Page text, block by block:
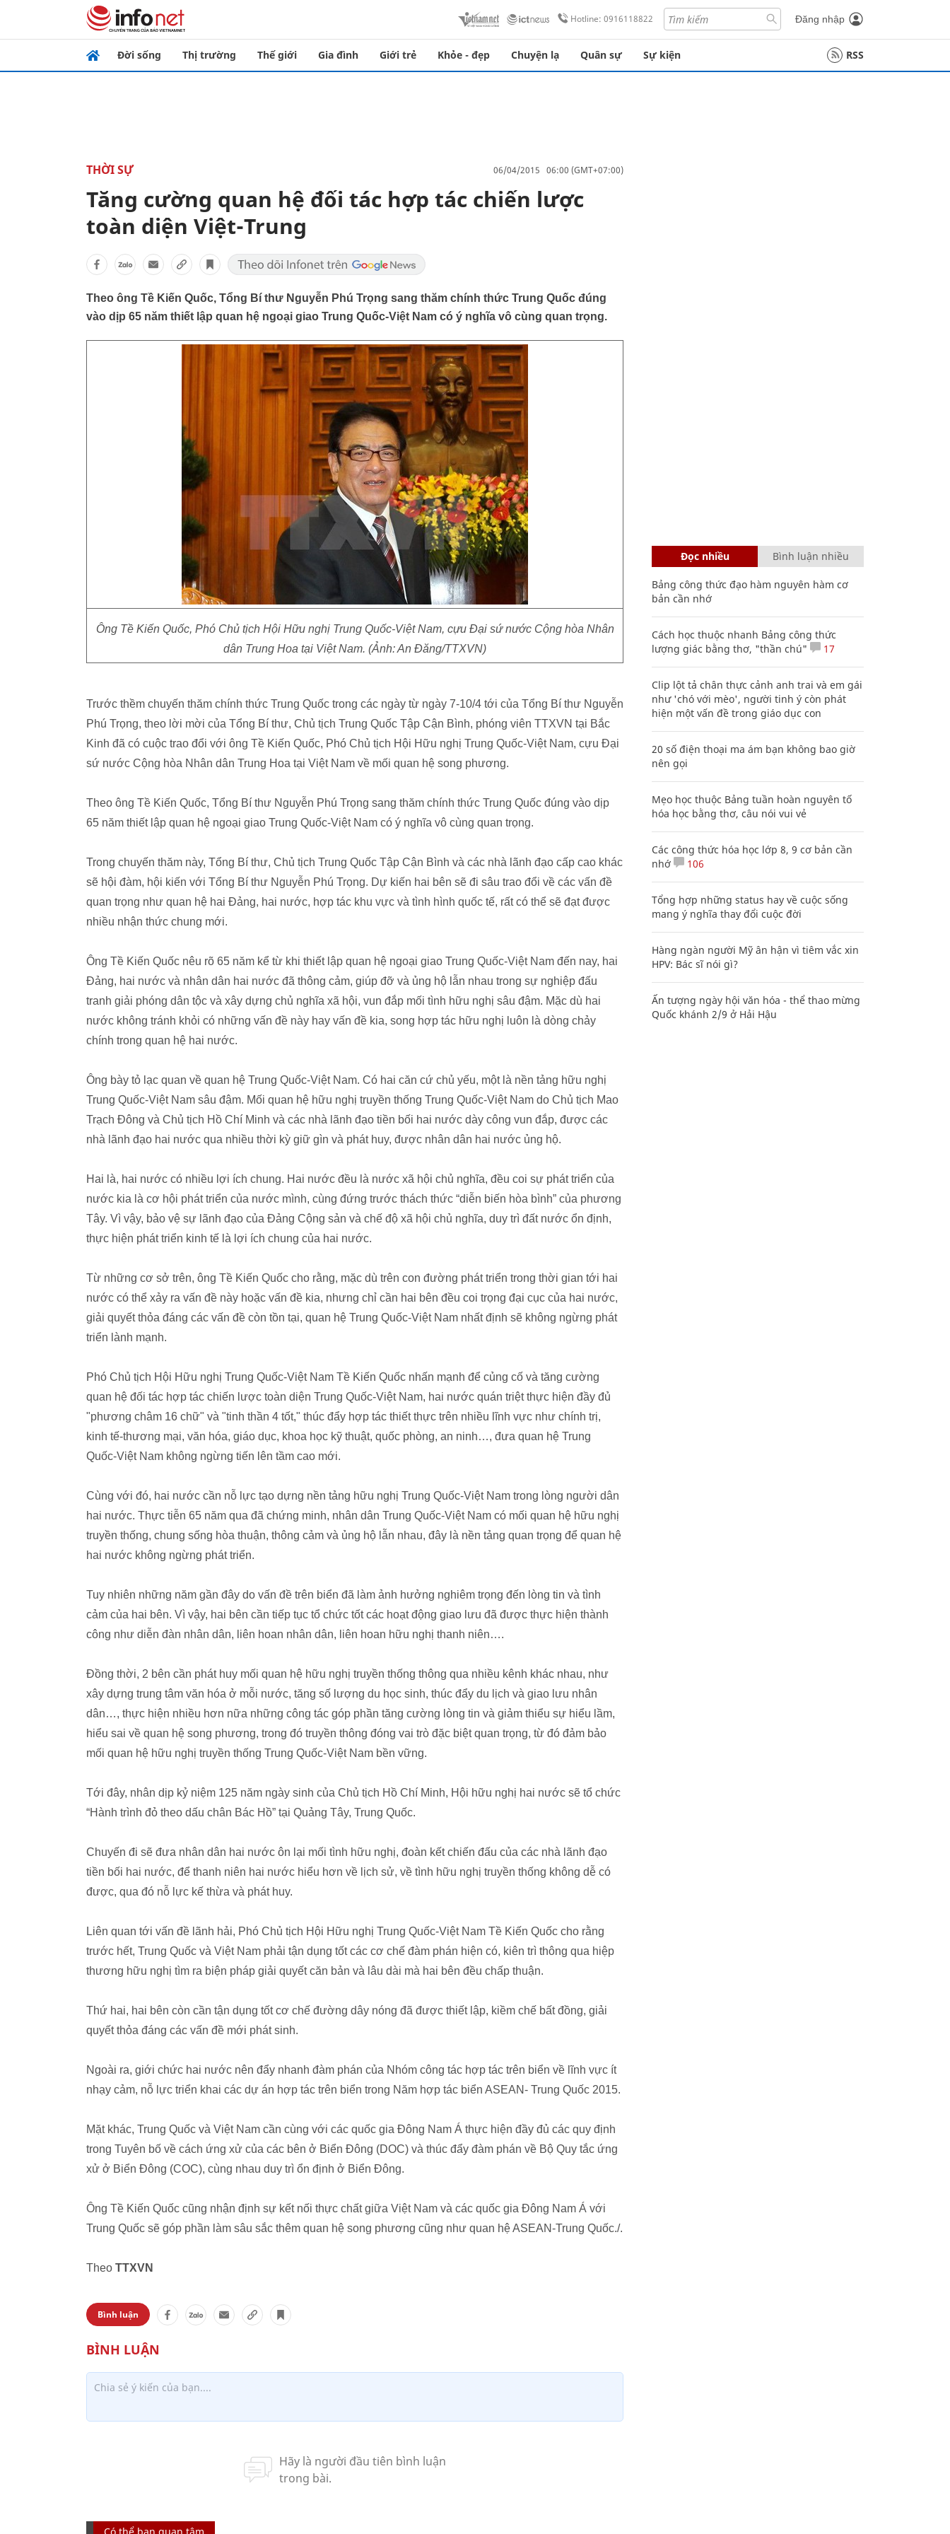
Hotline: 0916118822 Đăng nhập
Đời sống Thị trường Thế giới Gia đình Giới trẻ Khỏe - đẹp Chuyện lạ Quân sự Sự kiện RSS
THỜI SỰ 06/04/2015 06:00 (GMT+07:00)
Tăng cường quan hệ đối tác hợp tác chiến lược
toàn diện Việt-Trung
Theo ông Tề Kiến Quốc, Tổng Bí thư Nguyễn Phú Trọng sang thăm chính thức Trung Quốc đúng
vào dịp 65 năm thiết lập quan hệ ngoại giao Trung Quốc-Việt Nam có ý nghĩa vô cùng quan trọng.
Ông Tề Kiến Quốc, Phó Chủ tịch Hội Hữu nghị Trung Quốc-Việt Nam, cựu Đại sứ nước Cộng hòa Nhân
dân Trung Hoa tại Việt Nam. (Ảnh: An Đăng/TTXVN)
Trước thềm chuyến thăm chính thức Trung Quốc trong các ngày từ ngày 7-10/4 tới của Tổng Bí thư Nguyễn
Phú Trọng, theo lời mời của Tổng Bí thư, Chủ tịch Trung Quốc Tập Cận Bình, phóng viên TTXVN tại Bắc
Kinh đã có cuộc trao đổi với ông Tề Kiến Quốc, Phó Chủ tịch Hội Hữu nghị Trung Quốc-Việt Nam, cựu Đại
sứ nước Cộng hòa Nhân dân Trung Hoa tại Việt Nam về mối quan hệ song phương.
Theo ông Tề Kiến Quốc, Tổng Bí thư Nguyễn Phú Trọng sang thăm chính thức Trung Quốc đúng vào dịp
65 năm thiết lập quan hệ ngoại giao Trung Quốc-Việt Nam có ý nghĩa vô cùng quan trọng.
Trong chuyến thăm này, Tổng Bí thư, Chủ tịch Trung Quốc Tập Cận Bình và các nhà lãnh đạo cấp cao khác
sẽ hội đàm, hội kiến với Tổng Bí thư Nguyễn Phú Trọng. Dự kiến hai bên sẽ đi sâu trao đổi về các vấn đề
quan trọng như quan hệ hai Đảng, hai nước, hợp tác khu vực và tình hình quốc tế, rất có thể sẽ đạt được
nhiều nhận thức chung mới.
Ông Tề Kiến Quốc nêu rõ 65 năm kể từ khi thiết lập quan hệ ngoại giao Trung Quốc-Việt Nam đến nay, hai
Đảng, hai nước và nhân dân hai nước đã thông cảm, giúp đỡ và ủng hộ lẫn nhau trong sự nghiệp đấu
tranh giải phóng dân tộc và xây dựng chủ nghĩa xã hội, vun đắp mối tình hữu nghị sâu đậm. Mặc dù hai
nước không tránh khỏi có những vấn đề này hay vấn đề kia, song hợp tác hữu nghị luôn là dòng chảy
chính trong quan hệ hai nước.
Ông bày tỏ lạc quan về quan hệ Trung Quốc-Việt Nam. Có hai căn cứ chủ yếu, một là nền tảng hữu nghị
Trung Quốc-Việt Nam sâu đậm. Mối quan hệ hữu nghị truyền thống Trung Quốc-Việt Nam do Chủ tịch Mao
Trạch Đông và Chủ tịch Hồ Chí Minh và các nhà lãnh đạo tiền bối hai nước dày công vun đắp, được các
nhà lãnh đạo hai nước qua nhiều thời kỳ giữ gìn và phát huy, được nhân dân hai nước ủng hộ.
Hai là, hai nước có nhiều lợi ích chung. Hai nước đều là nước xã hội chủ nghĩa, đều coi sự phát triển của
nước kia là cơ hội phát triển của nước mình, cùng đứng trước thách thức “diễn biến hòa bình” của phương
Tây. Vì vậy, bảo vệ sự lãnh đạo của Đảng Cộng sản và chế độ xã hội chủ nghĩa, duy trì đất nước ổn định,
thực hiện phát triển kinh tế là lợi ích chung của hai nước.
Từ những cơ sở trên, ông Tề Kiến Quốc cho rằng, mặc dù trên con đường phát triển trong thời gian tới hai
nước có thể xảy ra vấn đề này hoặc vấn đề kia, nhưng chỉ cần hai bên đều coi trọng đại cục của hai nước,
giải quyết thỏa đáng các vấn đề còn tồn tại, quan hệ Trung Quốc-Việt Nam nhất định sẽ không ngừng phát
triển lành mạnh.
Phó Chủ tịch Hội Hữu nghị Trung Quốc-Việt Nam Tề Kiến Quốc nhấn mạnh để củng cố và tăng cường
quan hệ đối tác hợp tác chiến lược toàn diện Trung Quốc-Việt Nam, hai nước quán triệt thực hiện đầy đủ
"phương châm 16 chữ" và "tinh thần 4 tốt," thúc đẩy hợp tác thiết thực trên nhiều lĩnh vực như chính trị,
kinh tế-thương mại, văn hóa, giáo dục, khoa học kỹ thuật, quốc phòng, an ninh…, đưa quan hệ Trung
Quốc-Việt Nam không ngừng tiến lên tầm cao mới.
Cùng với đó, hai nước cần nỗ lực tạo dựng nền tảng hữu nghị Trung Quốc-Việt Nam trong lòng người dân
hai nước. Thực tiễn 65 năm qua đã chứng minh, nhân dân Trung Quốc-Việt Nam có mối quan hệ hữu nghị
truyền thống, chung sống hòa thuận, thông cảm và ủng hộ lẫn nhau, đây là nền tảng quan trọng để quan hệ
hai nước không ngừng phát triển.
Tuy nhiên những năm gần đây do vấn đề trên biển đã làm ảnh hưởng nghiêm trọng đến lòng tin và tình
cảm của hai bên. Vì vậy, hai bên cần tiếp tục tổ chức tốt các hoạt động giao lưu đã được thực hiện thành
công như diễn đàn nhân dân, liên hoan nhân dân, liên hoan hữu nghị thanh niên….
Đồng thời, 2 bên cần phát huy mối quan hệ hữu nghị truyền thống thông qua nhiều kênh khác nhau, như
xây dựng trung tâm văn hóa ở mỗi nước, tăng số lượng du học sinh, thúc đẩy du lịch và giao lưu nhân
dân…, thực hiện nhiều hơn nữa những công tác góp phần tăng cường lòng tin và giảm thiểu sự hiểu lầm,
hiểu sai về quan hệ song phương, trong đó truyền thông đóng vai trò đặc biệt quan trọng, từ đó đảm bảo
mối quan hệ hữu nghị truyền thống Trung Quốc-Việt Nam bền vững.
Tới đây, nhân dịp kỷ niệm 125 năm ngày sinh của Chủ tịch Hồ Chí Minh, Hội hữu nghị hai nước sẽ tổ chức
“Hành trình đỏ theo dấu chân Bác Hồ” tại Quảng Tây, Trung Quốc.
Chuyến đi sẽ đưa nhân dân hai nước ôn lại mối tình hữu nghị, đoàn kết chiến đấu của các nhà lãnh đạo
tiền bối hai nước, để thanh niên hai nước hiểu hơn về lịch sử, về tình hữu nghị truyền thống không dễ có
được, qua đó nỗ lực kế thừa và phát huy.
Liên quan tới vấn đề lãnh hải, Phó Chủ tịch Hội Hữu nghị Trung Quốc-Việt Nam Tề Kiến Quốc cho rằng
trước hết, Trung Quốc và Việt Nam phải tận dụng tốt các cơ chế đàm phán hiện có, kiên trì thông qua hiệp
thương hữu nghị tìm ra biện pháp giải quyết căn bản và lâu dài mà hai bên đều chấp thuận.
Thứ hai, hai bên còn cần tận dụng tốt cơ chế đường dây nóng đã được thiết lập, kiềm chế bất đồng, giải
quyết thỏa đáng các vấn đề mới phát sinh.
Ngoài ra, giới chức hai nước nên đẩy nhanh đàm phán của Nhóm công tác hợp tác trên biển về lĩnh vực ít
nhạy cảm, nỗ lực triển khai các dự án hợp tác trên biển trong Năm hợp tác biển ASEAN- Trung Quốc 2015.
Mặt khác, Trung Quốc và Việt Nam cần cùng với các quốc gia Đông Nam Á thực hiện đầy đủ các quy định
trong Tuyên bố về cách ứng xử của các bên ở Biển Đông (DOC) và thúc đẩy đàm phán về Bộ Quy tắc ứng
xử ở Biển Đông (COC), cùng nhau duy trì ổn định ở Biển Đông.
Ông Tề Kiến Quốc cũng nhận định sự kết nối thực chất giữa Việt Nam và các quốc gia Đông Nam Á với
Trung Quốc sẽ góp phần làm sâu sắc thêm quan hệ song phương cũng như quan hệ ASEAN-Trung Quốc./.
Theo TTXVN
Bình luận
Đọc nhiều Bình luận nhiều
Bảng công thức đạo hàm nguyên hàm cơ
bản cần nhớ
Cách học thuộc nhanh Bảng công thức
lượng giác bằng thơ, "thần chú"
17
Clip lột tả chân thực cảnh anh trai và em gái
như 'chó với mèo', người tinh ý còn phát
hiện một vấn đề trong giáo dục con
20 số điện thoại ma ám bạn không bao giờ
nên gọi
Mẹo học thuộc Bảng tuần hoàn nguyên tố
hóa học bằng thơ, câu nói vui vẻ
Các công thức hóa học lớp 8, 9 cơ bản cần
nhớ
106
Tổng hợp những status hay về cuộc sống
mang ý nghĩa thay đổi cuộc đời
Hàng ngàn người Mỹ ân hận vì tiêm vắc xin
HPV: Bác sĩ nói gì?
Ấn tượng ngày hội văn hóa - thể thao mừng
Quốc khánh 2/9 ở Hải Hậu